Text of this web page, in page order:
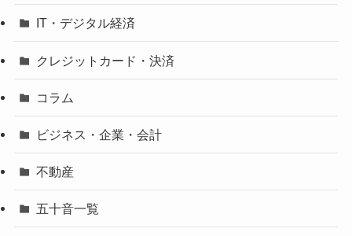
IT・デジタル経済
クレジットカード・決済
コラム
ビジネス・企業・会計
不動産
五十音一覧